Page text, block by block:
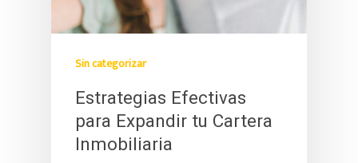
Sin categorizar
Estrategias Efectivas
para Expandir tu Cartera
Inmobiliaria